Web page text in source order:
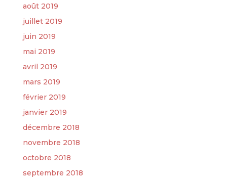
août 2019
juillet 2019
juin 2019
mai 2019
avril 2019
mars 2019
février 2019
janvier 2019
décembre 2018
novembre 2018
octobre 2018
septembre 2018